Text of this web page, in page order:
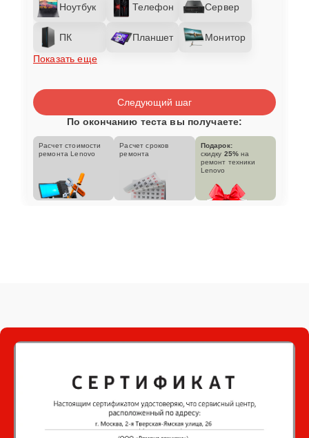
Ноутбук Телефон Сервер
ПК Планшет
Монитор
Показать еще
Следующий шаг
По окончанию теста вы получаете:
Расчет стоимости
ремонта Lenovo
Расчет сроков
ремонта
Подарок:
скидку 25% на
ремонт техники
Lenovo